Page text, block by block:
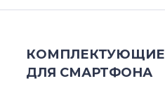
КОМПЛЕКТУЮЩИЕ
ДЛЯ СМАРТФОНА